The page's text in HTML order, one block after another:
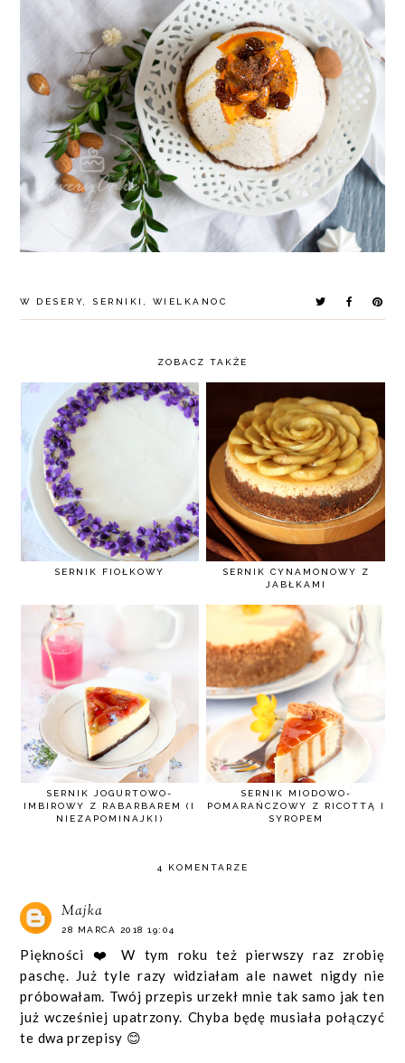
W DESERY, SERNIKI , WIELKANOC
ZOBACZ TAKŻE
SERNIK FIOŁKOWY
SERNIK CYNAMONOWY Z
JABŁKAMI
SERNIK JOGURTOWO-
IMBIROWY Z RABARBAREM (I
NIEZAPOMINAJKI)
SERNIK MIODOWO-
POMARAŃCZOWY Z RICOTTĄ I
SYROPEM
4 KOMENTARZE
Majka
28 MARCA 2018 19:04
Piękności ❤️ W tym roku też pierwszy raz zrobię
paschę. Już tyle razy widziałam ale nawet nigdy nie
próbowałam. Twój przepis urzekł mnie tak samo jak ten
już wcześniej upatrzony. Chyba będę musiała połączyć
te dwa przepisy 😊